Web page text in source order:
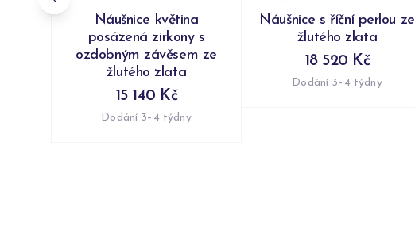
Náušnice květina
posázená zirkony s
ozdobným závěsem ze
žlutého zlata
15 140 Kč
Dodání 3–4 týdny
Náušnice s říční perlou ze
žlutého zlata
18 520 Kč
Dodání 3–4 týdny